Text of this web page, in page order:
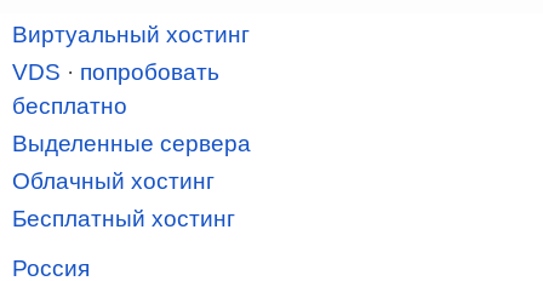
Виртуальный хостинг
VDS · попробовать
бесплатно
Выделенные сервера
Облачный хостинг
Бесплатный хостинг
Россия